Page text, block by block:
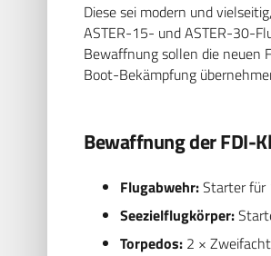
Diese sei modern und
ASTER-15- und ASTER-30-
Bewaffnung sollen die neuen
Boot-Bekämpfung
Bewaffnung der FDI-
Flugabwehr:Starter für
Seezielflugkörper:
Torpedos: 2 ×